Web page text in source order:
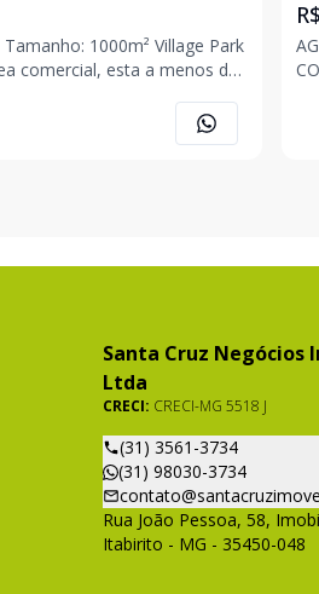
Santa Cruz Negócios
Ltda
CRECI: CRECI-MG 5518 J
(31) 3561-3734
(31) 98030-3734
Rua João Pessoa, 58,
Itabirito - MG - 35450-048